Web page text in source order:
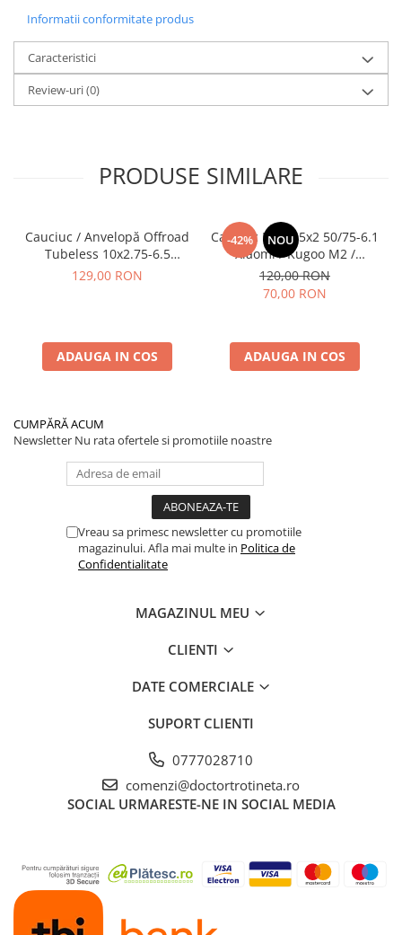
Informatii conformitate produs
Caracteristici
Review-uri(0)
PRODUSE SIMILARE
Cauciuc / Anvelopă Offroad
Tubeless 10x2.75-6.5
KuKirin G2/G2 Master 2025
129,00 RON
ADAUGA IN COS
-42% NOU
Cauciuc Plin 8.5x2 50/75-6.1
Xiaomi / Kugoo M2 /
Ducati/Evergreen/Motus/
120,00 RON
70,00 RON
ADAUGA IN COS
CUMPĂRĂ ACUM
Newsletter Nu rata ofertele si promotiile noastre
Vreau sa primesc newsletter cu promotiile
magazinului. Afla mai multe in Politica de
Confidentialitate
MAGAZINUL MEU
CLIENTI
DATE COMERCIALE
SUPORT CLIENTI
0777028710
comenzi@doctortrotineta.ro
SOCIAL URMARESTE-NE IN SOCIAL MEDIA